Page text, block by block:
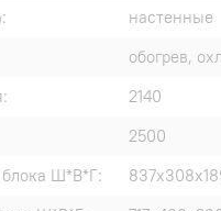
настенные
обогрев,
2140
2500
блока Ш*В*Г: